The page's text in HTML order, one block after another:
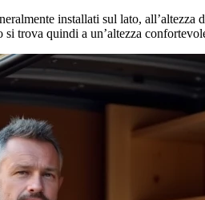
installati sul lato,
trova quindi a un’altezza